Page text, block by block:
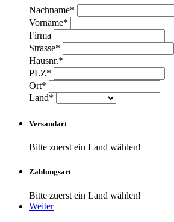
Nachname*
Vorname*
Firma
Strasse*
Hausnr.*
PLZ*
Ort*
Land*
Versandart
Bitte zuerst ein Land wählen!
Zahlungsart
Bitte zuerst ein Land wählen!
Weiter